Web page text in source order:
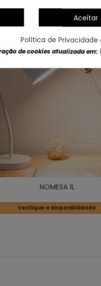
NOMESA 1L
Verifique a disponibilidade
Aceitar
Política de Privacidade
de cookies atualizada em: